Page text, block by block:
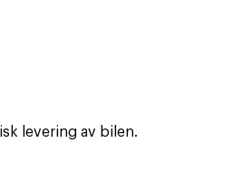
levering av bilen.